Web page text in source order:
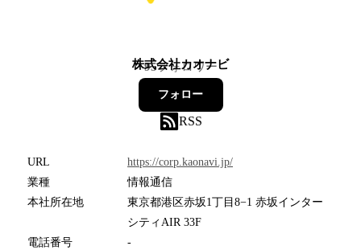
株式会社カオナビ
95フォロワー
フォロー
RSS
URL
https://corp.kaonavi.jp/
業種
情報通信
本社所在地
東京都港区赤坂1丁目8−1 赤坂インター
シティAIR 33F
電話番号
-